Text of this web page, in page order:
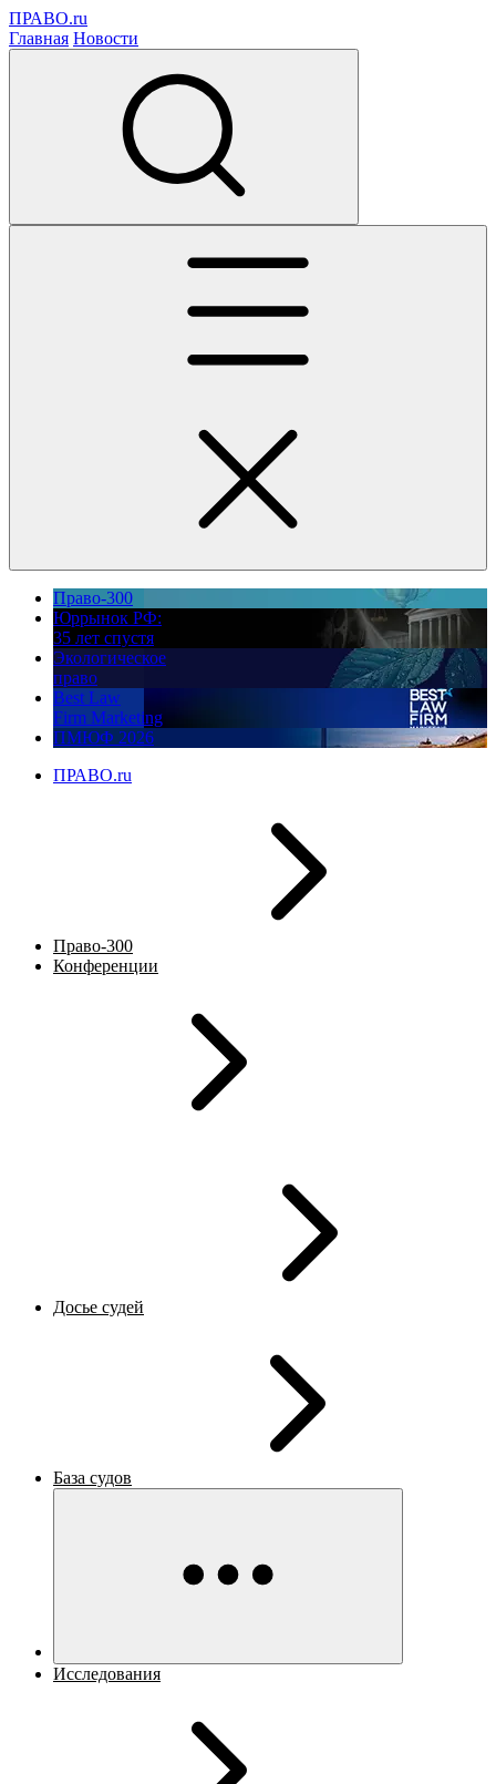
ПРАВО.ru
Главная Новости
Право-300
Юррынок РФ:
35 лет спустя
Экологическое
право
Best Law
Firm Marketing
ПМЮФ 2026
ПРАВО.ru
Право-300
Конференции
Досье судей
База судов
Исследования